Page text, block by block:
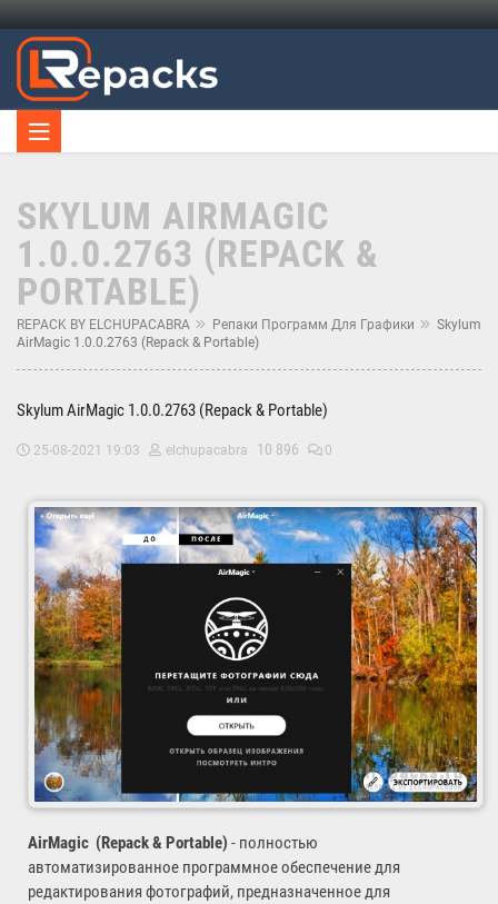
SKYLUM AIRMAGIC
1.0.0.2763 (REPACK &
PORTABLE)
REPACK BY ELCHUPACABRA Репаки Программ Для Графики
Skylum
AirMagic 1.0.0.2763 (Repack & Portable)
Skylum AirMagic 1.0.0.2763 (Repack & Portable)
25-08-2021 19:03 elchupacabra 10 896 0
AirMagic (Repack & Portable) - полностью
автоматизированное программное обеспечение для
редактирования фотографий, предназначенное для